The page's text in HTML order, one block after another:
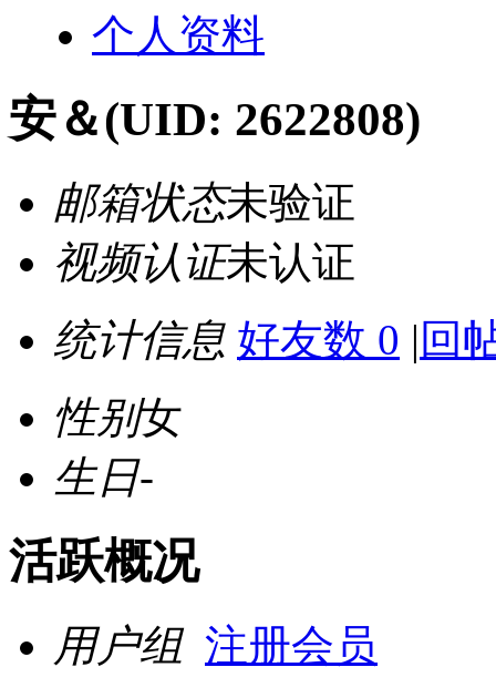
个人资料
安＆(UID: 2622808)
邮箱状态未验证
视频认证未认证
统计信息 好友数 0 | 回
性别女
生日-
活跃概况
用户组 注册会员